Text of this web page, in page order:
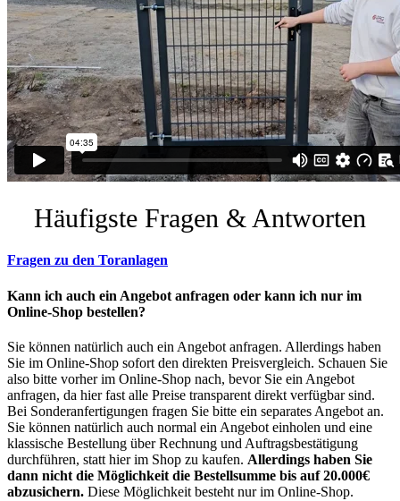
Häufigste Fragen & Antworten
Fragen zu den Toranlagen
Kann ich auch ein Angebot anfragen oder kann ich nur im
Online-Shop bestellen?
Sie können natürlich auch ein Angebot anfragen. Allerdings haben
Sie im Online-Shop sofort den direkten Preisvergleich. Schauen Sie
also bitte vorher im Online-Shop nach, bevor Sie ein Angebot
anfragen, da hier fast alle Preise transparent direkt verfügbar sind.
Bei Sonderanfertigungen fragen Sie bitte ein separates Angebot an.
Sie können natürlich auch normal ein Angebot einholen und eine
klassische Bestellung über Rechnung und Auftragsbestätigung
durchführen, statt hier im Shop zu kaufen. Allerdings haben Sie
dann nicht die Möglichkeit die Bestellsumme bis auf 20.000€
abzusichern. Diese Möglichkeit besteht nur im Online-Shop.